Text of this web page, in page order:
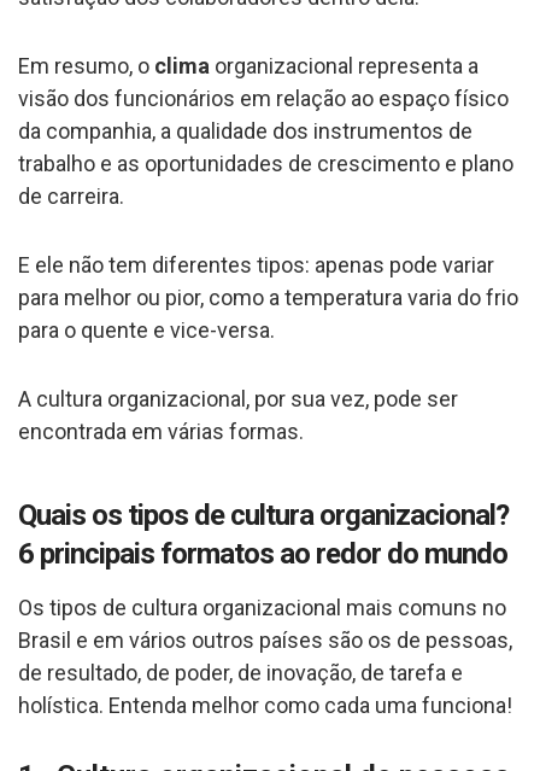
Em resumo, o clima organizacional representa a
visão dos funcionários em relação ao espaço físico
da companhia, a qualidade dos instrumentos de
trabalho e as oportunidades de crescimento e plano
de carreira.
E ele não tem diferentes tipos: apenas pode variar
para melhor ou pior, como a temperatura varia do frio
para o quente e vice-versa.
A cultura organizacional, por sua vez, pode ser
encontrada em várias formas.
Quais os tipos de cultura organizacional?
6 principais formatos ao redor do mundo
Os tipos de cultura organizacional mais comuns no
Brasil e em vários outros países são os de pessoas,
de resultado, de poder, de inovação, de tarefa e
holística. Entenda melhor como cada uma funciona!